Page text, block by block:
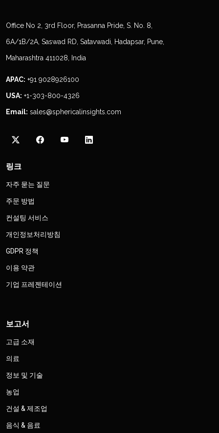
Office No 2, 3rd Floor, Prasanna Pride, S. No. 8,
6A/1B/2A, Saswad RD, Satavwadi, Hadapsar, Pune,
Maharashtra 411028, India
APAC: +91 9028926100
USA: +1-303-800-4326
Email: sales@sphericalinsights.com
링크
자주 묻는 질문
주문 방법
컨설팅 서비스
개인정보처리방침
GDPR 정책
이용 약관
기업 프레젠테이션
보고서
고급 소재
의료
정보 및 기술
농업
건설 & 제조업
음식 & 음료